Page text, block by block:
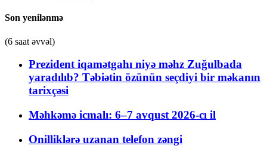
Son yenilənmə
(6 saat əvvəl)
Prezident iqamətgahı niyə məhz Zuğulbada
yaradılıb? Təbiətin özünün seçdiyi bir məkanın
tarixçəsi
Məhkəmə icmalı: 6–7 avqust 2026-cı il
Onilliklərə uzanan telefon zəngi